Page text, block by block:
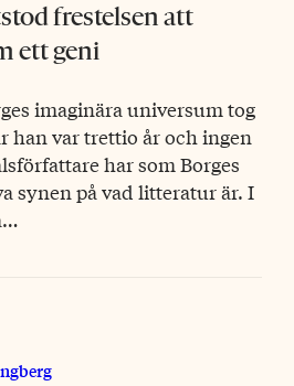
frestelsen att
ett geni
imaginära universum tog
han var trettio år och ingen
har som Borges
synen på vad litteratur är. I